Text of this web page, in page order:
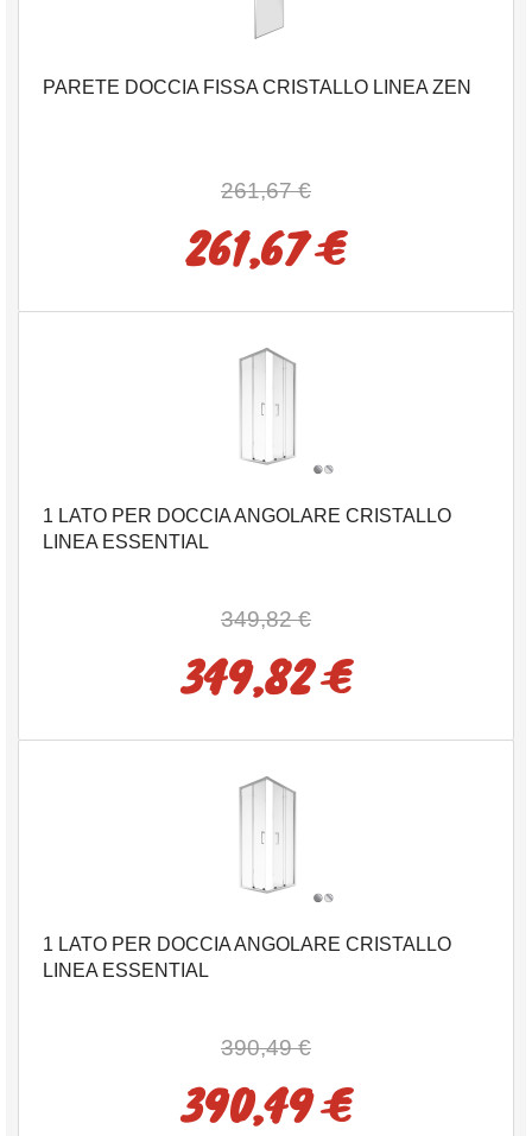
PARETE DOCCIA FISSA CRISTALLO LINEA ZEN
261,67 €
261,67 €
1 LATO PER DOCCIA ANGOLARE CRISTALLO
LINEA ESSENTIAL
349,82 €
349,82 €
1 LATO PER DOCCIA ANGOLARE CRISTALLO
LINEA ESSENTIAL
390,49 €
390,49 €